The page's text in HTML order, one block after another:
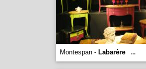
Montespan - Labarère ...